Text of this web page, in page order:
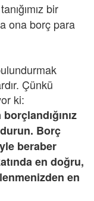
bir
ona borç para
Çünkü
ki:
Borç
beraber
en doğru,
en